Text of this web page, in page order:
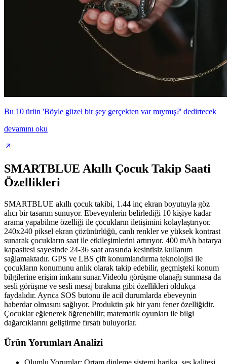
Bu 10 ürün 'Böyle güzel bir şey gerçekten var mıymış?' dedirtecek
devamını oku
SMARTBLUE Akıllı Çocuk Takip Saati
Özellikleri
SMARTBLUE akıllı çocuk takibi, 1.44 inç ekran boyutuyla göz
alıcı bir tasarım sunuyor. Ebeveynlerin belirlediği 10 kişiye kadar
arama yapabilme özelliği ile çocukların iletişimini kolaylaştırıyor.
240x240 piksel ekran çözünürlüğü, canlı renkler ve yüksek kontrast
sunarak çocukların saat ile etkileşimlerini artırıyor. 400 mAh batarya
kapasitesi sayesinde 24-36 saat arasında kesintisiz kullanım
sağlamaktadır. GPS ve LBS çift konumlandırma teknolojisi ile
çocukların konumunu anlık olarak takip edebilir, geçmişteki konum
bilgilerine erişim imkanı sunar.Videolu görüşme olanağı sunmasa da
sesli görüşme ve sesli mesaj bırakma gibi özellikleri oldukça
faydalıdır. Ayrıca SOS butonu ile acil durumlarda ebeveynin
haberdar olmasını sağlıyor. Produktin şık bir yanı fener özelliğidir.
Çocuklar eğlenerek öğrenebilir; matematik oyunları ile bilgi
dağarcıklarını geliştirme fırsatı buluyorlar.
Ürün Yorumları Analizi
Olumlu Yorumlar: Ortam dinleme sistemi harika, ses kalitesi